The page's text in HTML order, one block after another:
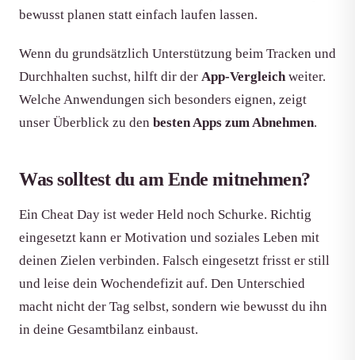
bewusst planen statt einfach laufen lassen.
Wenn du grundsätzlich Unterstützung beim Tracken und
Durchhalten suchst, hilft dir der App-Vergleichweiter.
Welche Anwendungen sich besonders eignen, zeigt
unser Überblick zu den besten Apps zum Abnehmen.
Was solltest du am Ende mitnehmen?
Ein Cheat Day ist weder Held noch Schurke. Richtig
eingesetzt kann er Motivation und soziales Leben mit
deinen Zielen verbinden. Falsch eingesetzt frisst er still
und leise dein Wochendefizit auf. Den Unterschied
macht nicht der Tag selbst, sondern wie bewusst du ihn
in deine Gesamtbilanz einbaust.